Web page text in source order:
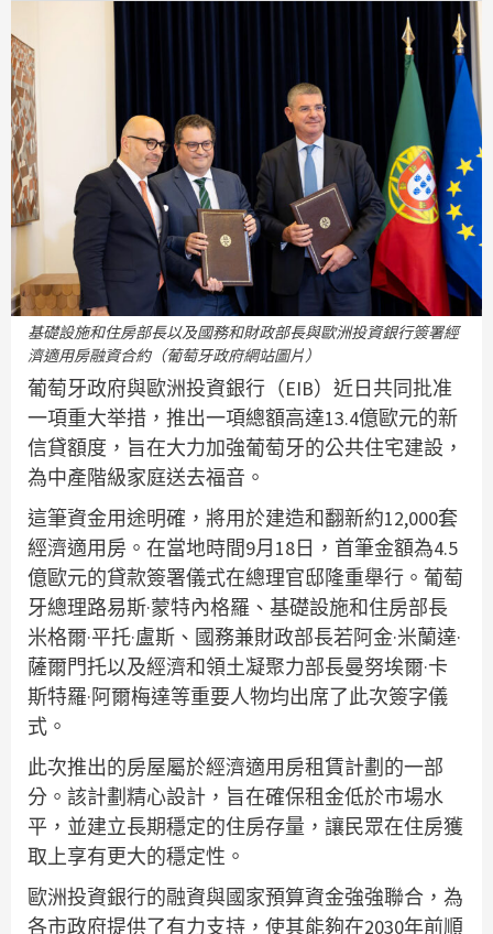
基礎設施和住房部長以及國務和財政部長與歐洲投資銀行簽署經
濟適用房融資合約（葡萄牙政府網站圖片）
葡萄牙政府與歐洲投資銀行（EIB）近日共同批准
一項重大举措，推出一項總額高達13.4億歐元的新
信貸額度，旨在大力加強葡萄牙的公共住宅建設，
為中產階級家庭送去福音。
這筆資金用途明確，將用於建造和翻新約12,000套
經濟適用房。在當地時間9月18日，首筆金額為4.5
億歐元的貸款簽署儀式在總理官邸隆重舉行。葡萄
牙總理路易斯·蒙特內格羅、基礎設施和住房部長
米格爾·平托·盧斯、國務兼財政部長若阿金·米蘭達·
薩爾門托以及經濟和領土凝聚力部長曼努埃爾·卡
斯特羅·阿爾梅達等重要人物均出席了此次簽字儀
式。
此次推出的房屋屬於經濟適用房租賃計劃的一部
分。該計劃精心設計，旨在確保租金低於市場水
平，並建立長期穩定的住房存量，讓民眾在住房獲
取上享有更大的穩定性。
歐洲投資銀行的融資與國家預算資金強強聯合，為
各市政府提供了有力支持，使其能夠在2030年前順